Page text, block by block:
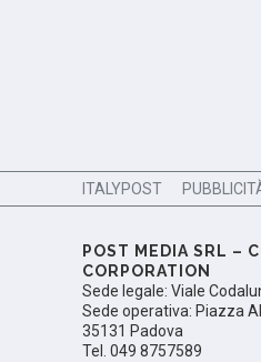
ITALYPOST
POST MEDIA SRL –
CORPORATION
Sede legale: Viale
Sede operativa: Piazza
35131 Padova
Tel. 049 8757589